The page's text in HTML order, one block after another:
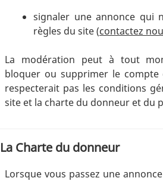
signaler une annonce qui
règles du site (contactez
La modération peut à tout
bloquer ou supprimer le
respecterait pas les conditions
site et la charte du donneur et du
La Charte du donneur
Lorsque vous passez une